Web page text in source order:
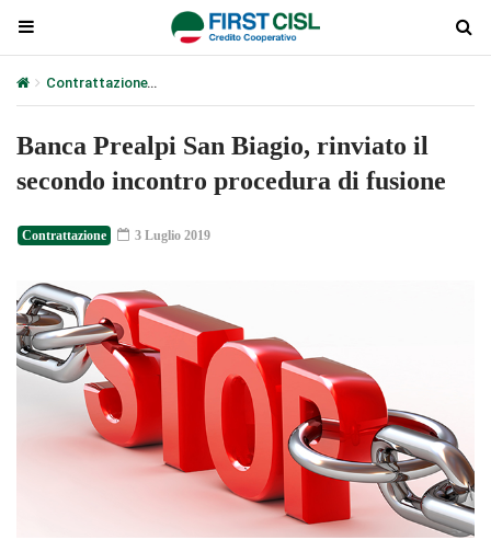
Contrattazione
Banca Prealpi San Biagio, rinviato il
secondo incontro procedura di fusione
Contrattazione 3 Luglio 2019